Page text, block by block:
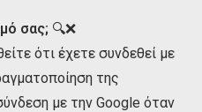
σας; 🔍❌
ότι έχετε συνδεθεί με
της
με την Google όταν